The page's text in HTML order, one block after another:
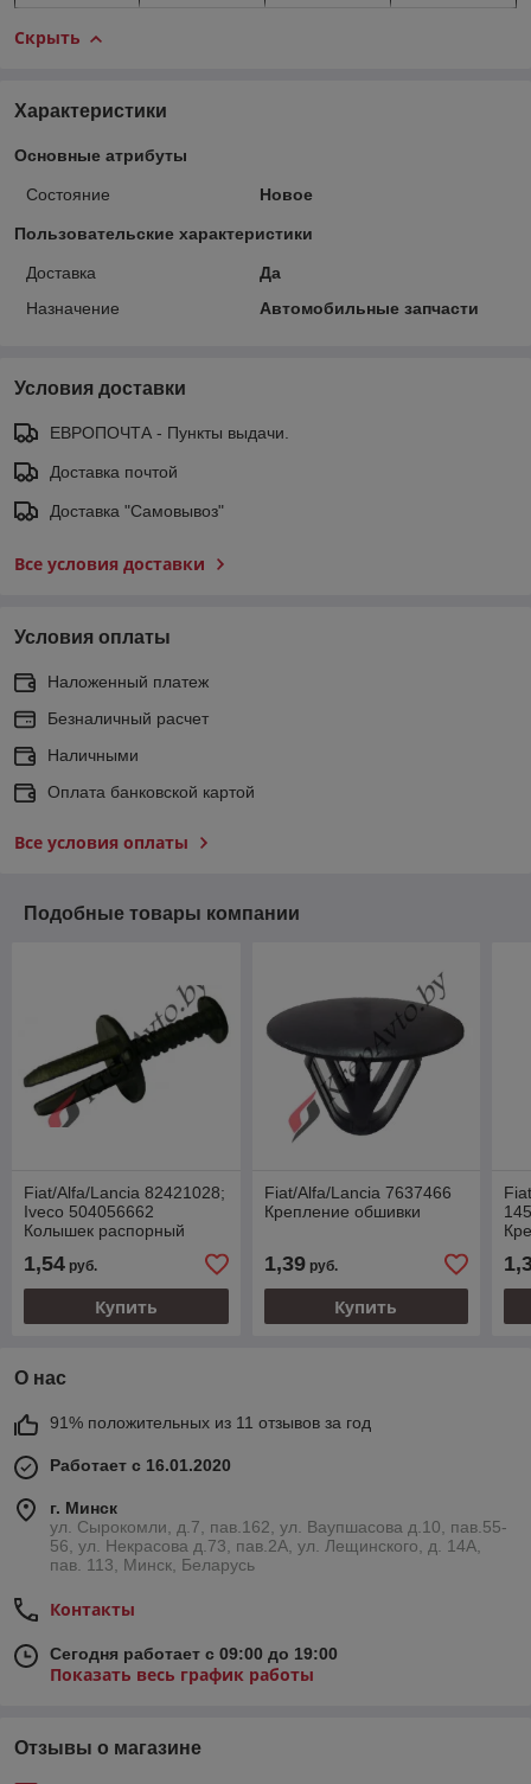
Скрыть
Характеристики
Основные атрибуты
Состояние Новое
Пользовательские характеристики
Доставка
Да
Назначение
Автомобильные запчасти
Условия доставки
ЕВРОПОЧТА - Пункты выдачи.
Доставка почтой
Доставка "Самовывоз"
Все условия доставки
Условия оплаты
Наложенный платеж
Безналичный расчет
Наличными
Оплата банковской картой
Все условия оплаты
Подобные товары компании
Fiat/Alfa/Lancia 82421028;
Iveco 504056662
Колышек распорный
1,54 руб.
Купить
Fiat/Alfa/Lancia 7637466
Крепление обшивки
1,39руб.
Купить
О нас
91% положительных из 11 отзывов за год
Работает с 16.01.2020
г. Минск
ул. Сырокомли, д.7, пав.162, ул. Ваупшасова д.10, пав.55-
56, ул. Некрасова д.73, пав.2А, ул. Лещинского, д. 14А,
пав. 113, Минск, Беларусь
Контакты
Сегодня работает с 09:00 до 19:00
Показать весь график работы
Отзывы о магазине